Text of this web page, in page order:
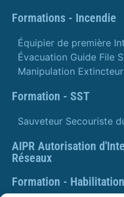
Formations - Incendie
Équipier de première
Évacuation Guide File
Manipulation Extincteur
Formation - SST
Sauveteur Secouriste
AIPR Autorisation
Réseaux
Formation -